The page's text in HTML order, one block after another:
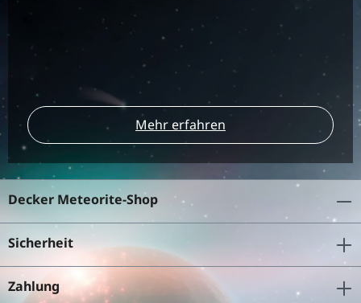
Mehr erfahren
Decker Meteorite-Shop
Sicherheit
Zahlung